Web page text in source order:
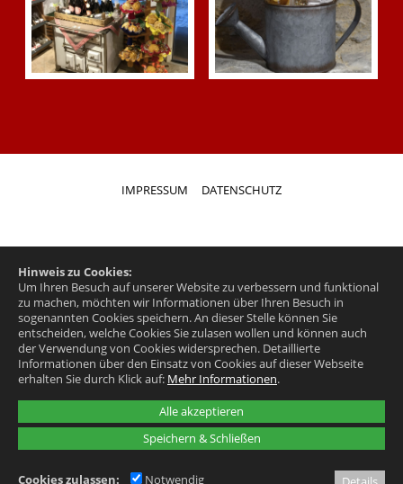
Alle akzeptieren
Speichern & Schließen
Hinweis zu Cookies:
Um Ihren Besuch auf unserer Website zu verbessern und funktional
zu machen, möchten wir Informationen über Ihren Besuch in
sogenannten Cookies speichern. An dieser Stelle können Sie
entscheiden, welche Cookies Sie zulasen wollen und können auch
der Verwendung von Cookies widersprechen. Detaillierte
Informationen über den Einsatz von Cookies auf dieser Webseite
erhalten Sie durch Klick auf: Mehr Informationen.
Cookies zulassen: Notwendig
IMPRESSUM DATENSCHUTZ